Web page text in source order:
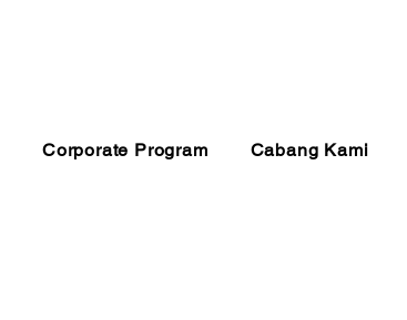
Corporate Program Cabang Kami